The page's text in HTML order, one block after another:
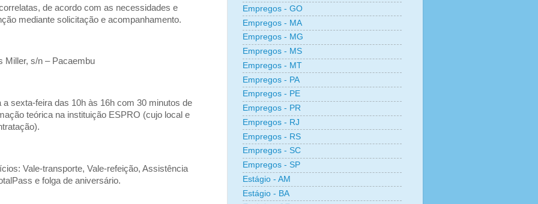
de acordo com as necessidades e
mediante solicitação e acompanhamento.
Miller, s/n – Pacaembu
sexta-feira das 10h às 16h com 30 minutos de
teórica na instituição ESPRO (cujo local e
Vale-transporte, Vale-refeição, Assistência
e folga de aniversário.
Empregos - GO
Empregos - MA
Empregos - MG
Empregos - MS
Empregos - MT
Empregos - PA
Empregos - PE
Empregos - PR
Empregos - RJ
Empregos - RS
Empregos - SC
Empregos - SP
Estágio - AM
Estágio - BA